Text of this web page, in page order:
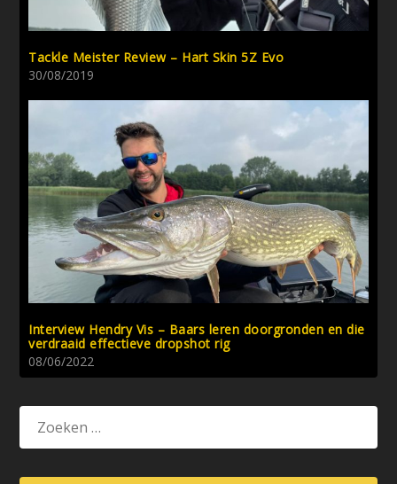
Tackle Meister Review – Hart Skin 5Z Evo
30/08/2019
Interview Hendry Vis – Baars leren doorgronden en die
verdraaid effectieve dropshot rig
08/06/2022